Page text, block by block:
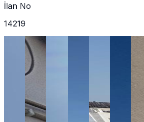
İlan No
14219